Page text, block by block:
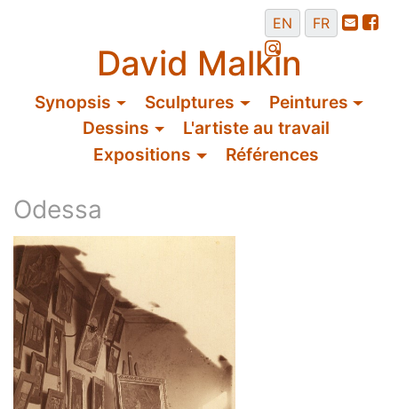
David Malkin
Synopsis Sculptures
Peintures
Dessins
L'artiste au travail
Expositions
Références
Odessa
EN FR